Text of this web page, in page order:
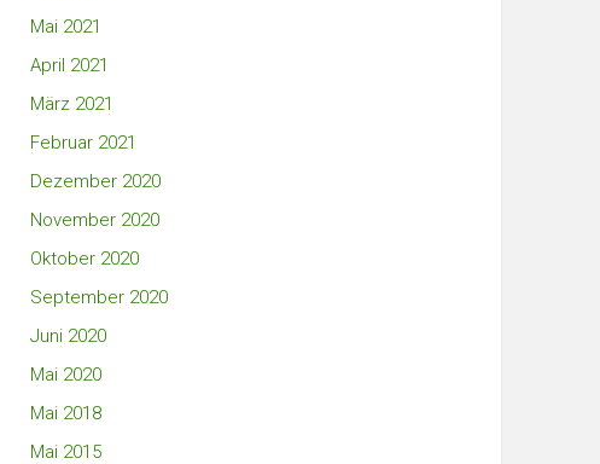
Mai 2021
April 2021
März 2021
Februar 2021
Dezember 2020
November 2020
Oktober 2020
September 2020
Juni 2020
Mai 2020
Mai 2018
Mai 2015